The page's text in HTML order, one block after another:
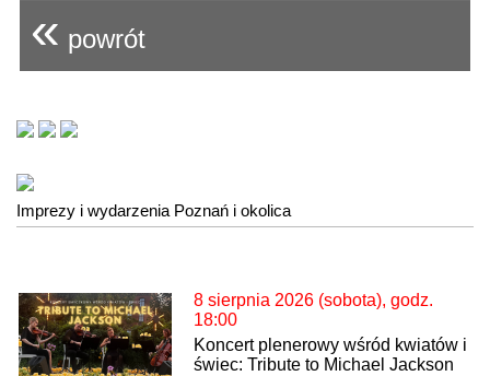
« powrót
Imprezy i wydarzenia Poznań i okolica
8 sierpnia 2026 (sobota), godz.
18:00
Koncert plenerowy wśród kwiatów i
świec: Tribute to Michael Jackson